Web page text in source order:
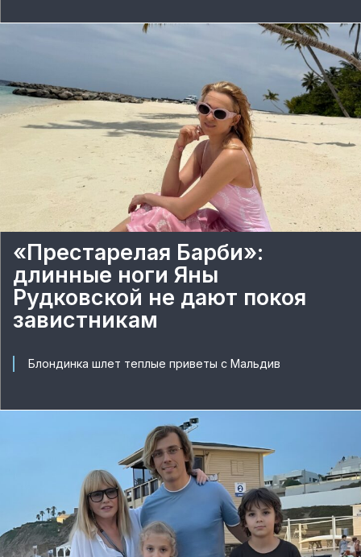
«Престарелая Барби»:
длинные ноги Яны
Рудковской не дают покоя
завистникам
Блондинка шлет теплые приветы с Мальдив